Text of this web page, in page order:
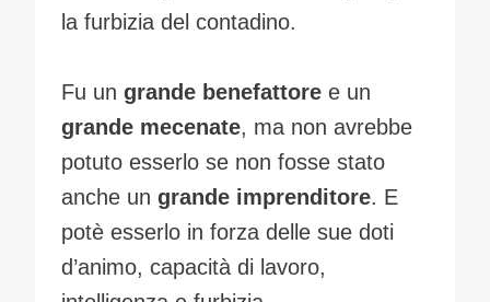
la furbizia del contadino.
Fu un grande benefattore e un
grande mecenate, ma non avrebbe
potuto esserlo se non fosse stato
anche un grande imprenditore. E
potè esserlo in forza delle sue doti
d’animo, capacità di lavoro,